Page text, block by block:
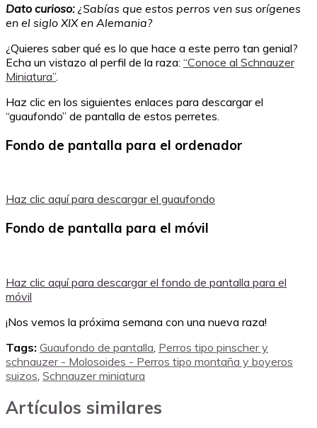
Dato curioso: ¿Sabías que estos perros ven sus orígenes
en el siglo XIX en Alemania?
¿Quieres saber qué es lo que hace a este perro tan genial?
Echa un vistazo al perfil de la raza: “Conoce al Schnauzer
Miniatura”
Haz clic en los siguientes enlaces para descargar el
“guaufondo” de pantalla de estos perretes.
Fondo de pantalla para el ordenador
Haz clic aquí para descargar el guaufondo
Fondo de pantalla para el móvil
Haz clic aquí para descargar el fondo de pantalla para el
móvil
¡Nos vemos la próxima semana con una nueva raza!
Tags: Guaufondo de pantalla Perros tipo pinscher y
schnauzer - Molosoides - Perros tipo montaña y boyeros
suizos Schnauzer miniatura
Artículos similares